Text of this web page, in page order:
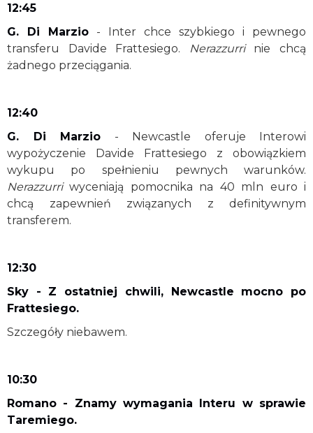
12:45
G. Di Marzio - Inter chce szybkiego i pewnego
transferu Davide Frattesiego.
Nerazzurrinie chcą
żadnego przeciągania.
12:40
G. Di Marzio - Newcastle oferuje Interowi
wypożyczenie Davide Frattesiego z obowiązkiem
wykupu po spełnieniu pewnych warunków.
Nerazzurriwyceniają pomocnika na 40 mln euro i
chcą zapewnień związanych z definitywnym
transferem.
12:30
Sky - Z ostatniej chwili, Newcastle mocno po
Frattesiego.
Szczegóły niebawem.
10:30
Romano - Znamy wymagania Interu w sprawie
Taremiego.